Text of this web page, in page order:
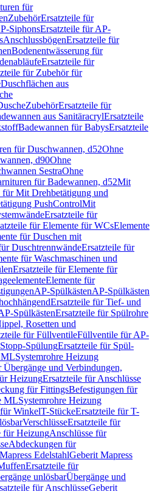
für
ZubehörErsatzteile für
SiphonsErsatzteile für AP-
AnschlussbögenErsatzteile für
Bodenentwässerung für
Ersatzteile für
für Zubehör für
Duschflächen aus
ZubehörErsatzteile für
aus SanitäracrylErsatzteile
Badewannen für BabysErsatzteile
für Duschwannen, d52Ohne
d90Ohne
SestraOhne
für Badewannen, d52Mit
für Mit Drehbetätigung und
PushControlMit
Ersatzteile für
für Elemente für WCsElemente
für Duschen mit
DuschtrennwändeErsatzteile für
für Waschmaschinen und
Ersatzteile für Elemente für
Elemente für
AP-SpülkästenAP-Spülkästen
Ersatzteile für Tief- und
SpülkästenErsatzteile für Spülrohre
Rosetten und
für FüllventileFüllventile für AP-
SpülungErsatzteile für Spül-
MLSystemrohre Heizung
Übergänge und Verbindungen,
HeizungErsatzteile für Anschlüsse
für FittingsBefestigungen für
MLSystemrohre Heizung
WinkelT-StückeErsatzteile für T-
VerschlüsseErsatzteile für
für HeizungAnschlüsse für
Abdeckungen für
EdelstahlGeberit Mapress
Ersatzteile für
unlösbarÜbergänge und
für AnschlüsseGeberit